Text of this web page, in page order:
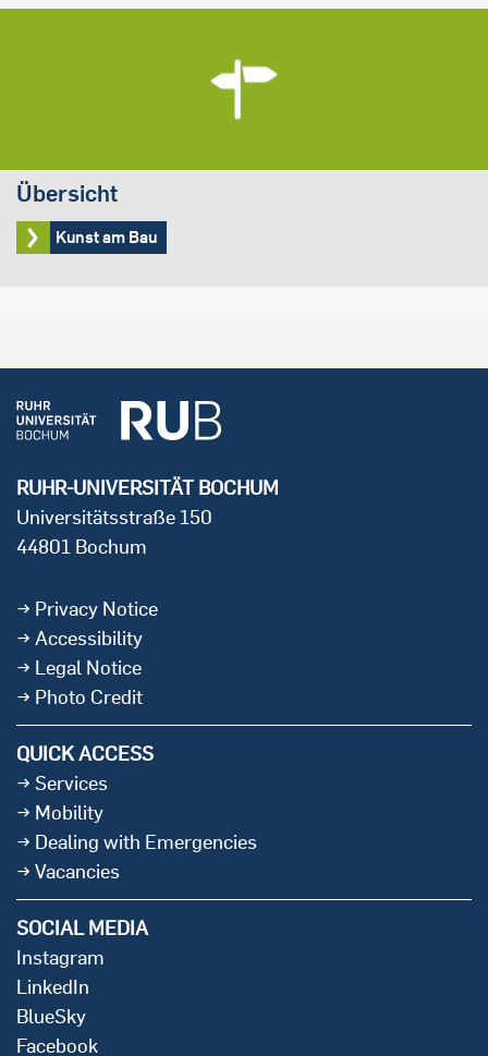
Übersicht
Kunst am Bau
RUHR-UNIVERSITÄT BOCHUM
Universitätsstraße 150
44801 Bochum
Privacy Notice
Accessibility
Legal Notice
Photo Credit
QUICK ACCESS
Services
Mobility
Dealing with Emergencies
Vacancies
SOCIAL MEDIA
Instagram
LinkedIn
BlueSky
Facebook